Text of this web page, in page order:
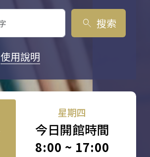
search 搜索
使用說明
星期四
今日開館時間
8:00 ~ 17:00